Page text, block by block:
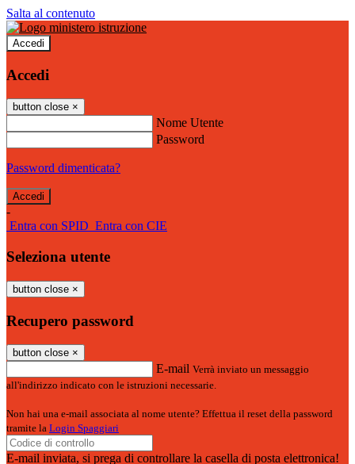
Salta al contenuto
Accedi
Accedi
button close ×
Nome Utente
Password
Password dimenticata?
-
Entra con SPID Entra con CIE
Seleziona utente
button close ×
Recupero password
button close ×
E-mail Verrà inviato un messaggio
all'indirizzo indicato con le istruzioni necessarie.
Non hai una e-mail associata al nome utente? Effettua il reset della password
tramite la Login Spaggiari
E-mail inviata, si prega di controllare la casella di posta elettronica!